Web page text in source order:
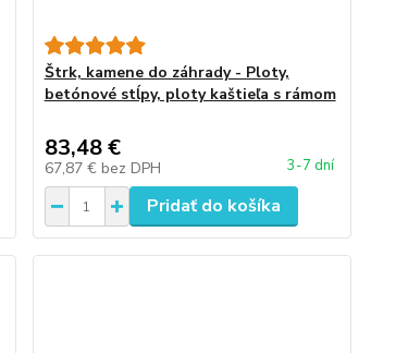
Štrk, kamene do záhrady - Ploty,
betónové stĺpy, ploty kaštieľa s rámom
83,48 €
67,87 € bez DPH 3-7 dní
Pridať do košíka